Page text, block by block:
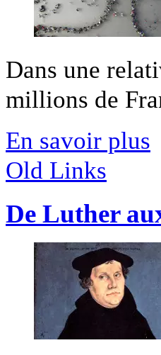
Dans une
millions de
En savoir plus
Old Links
De Luther